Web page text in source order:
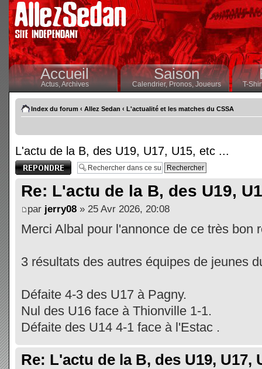
Accueil
Actus,Archives
Saison
Calendrier,Pronos, Joueurs T-
Index du forum ‹ Allez Sedan ‹ L'actualité et les matches du CSSA
L'actu de la B, des U19, U17, U15, etc ...
Publier une
réponse
Re: L'actu de la B, des U19,
par jerry08 » 25 Avr 2026, 20:08
Merci Albal pour l'annonce de ce très bon
3 résultats des autres équipes de jeunes
Défaite 4-3 des U17 à Pagny.
Nul des U16 face à Thionville 1-1.
Défaite des U14 4-1 face à l'Estac .
Re: L'actu de la B, des U19, U17,